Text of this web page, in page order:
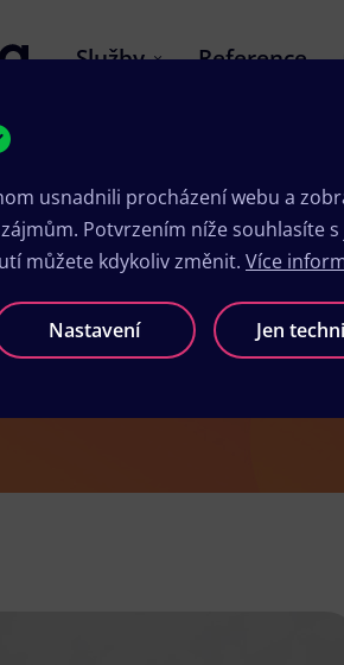
Služby Reference
nad Labem
Dvoře
usnadnili procházení webu a
Potvrzením níže souhlasíte s
můžete kdykoliv změnit. Více
Nastavení Jen